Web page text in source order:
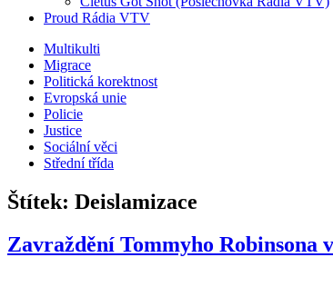
Proud Rádia VTV
Sub
menu
Multikulti
Migrace
Politická korektnost
Evropská unie
Policie
Justice
Sociální věci
Střední třída
Štítek: Deislamizace
Zavraždění Tommyho Robinsona